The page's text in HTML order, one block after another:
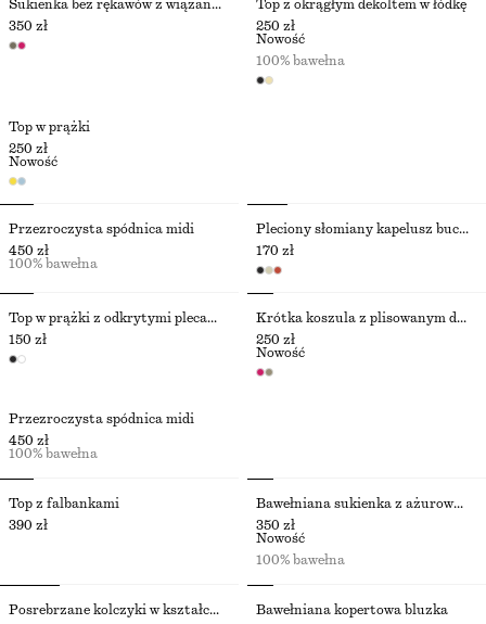
Top w prążki
250 zł
Nowość
Sukienka bez rękawów z wiązaniem w talii
350 zł
Top z okrągłym dekoltem w łódkę
250 zł
Nowość
100% bawełna
Przezroczysta spódnica midi
450 zł
100% bawełna
Przezroczysta spódnica midi
450 zł
100% bawełna
Pleciony słomiany kapelusz bucket hat
170 zł
Top w prążki z odkrytymi plecami
150 zł
Krótka koszula z plisowanym dołem
250 zł
Nowość
Top z falbankami
390 zł
Bawełniana sukienka z ażurowej dzianiny
350 zł
Nowość
100% bawełna
Posrebrzane kolczyki w kształcie muszli
Bawełniana kopertowa bluzka